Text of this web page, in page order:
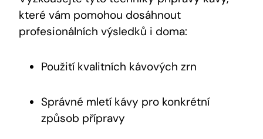
které vám pomohou dosáhnout
profesionálních výsledků i doma:
Použití kvalitních kávových zrn
Správné mletí kávy pro konkrétní
způsob přípravy